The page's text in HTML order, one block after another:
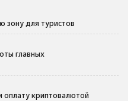
зону для туристов
главных
оплату криптовалютой